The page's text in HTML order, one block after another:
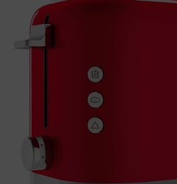
Для кухни
Аудиотехника для
Инструменты
Санкерамика